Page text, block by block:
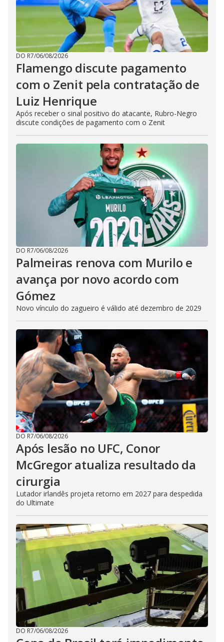
DO R7/06/08/2026
Flamengo discute pagamento
com o Zenit pela contratação de
Luiz Henrique
Após receber o sinal positivo do atacante, Rubro-Negro
discute condições de pagamento com o Zenit
DO R7/06/08/2026
Palmeiras renova com Murilo e
avança por novo acordo com
Gómez
Novo vínculo do zagueiro é válido até dezembro de 2029
DO R7/06/08/2026
Após lesão no UFC, Conor
McGregor atualiza resultado da
cirurgia
Lutador irlandês projeta retorno em 2027 para despedida
do Ultimate
DO R7/06/08/2026